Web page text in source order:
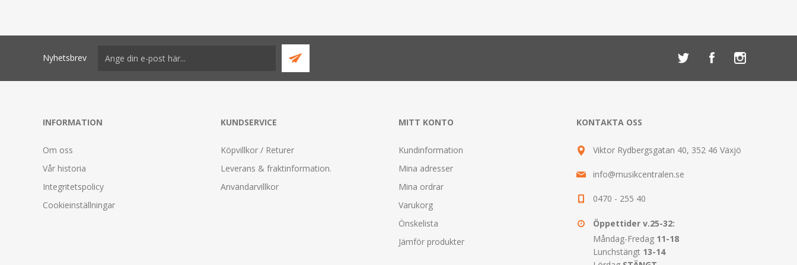
Nyhetsbrev
INFORMATION
Om oss
Vår historia
Integritetspolicy
Cookieinställningar
KUNDSERVICE
Köpvillkor / Returer
Leverans & fraktinformation.
Användarvillkor
MITT KONTO
Kundinformation
Mina adresser
Mina ordrar
Varukorg
Önskelista
Jämför produkter
KONTAKTA OSS
Viktor Rydbergsgatan 40, 352 46 Växjö
info@musikcentralen.se
0470 - 255 40
Öppettider v.25-32:
Måndag-Fredag 11-18
Lunchstängt 13-14